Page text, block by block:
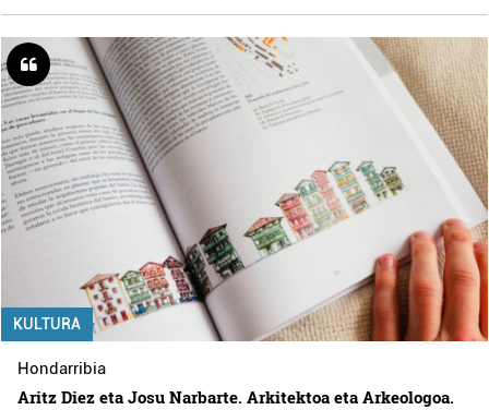
KULTURA
Hondarribia
Aritz Diez eta Josu Narbarte. Arkitektoa eta Arkeologoa.